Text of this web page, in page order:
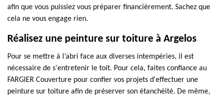
afin que vous puissiez vous préparer financièrement. Sachez que
cela ne vous engage rien.
Réalisez une peinture sur toiture à Argelos
Pour se mettre à l’abri face aux diverses intempéries, il est
nécessaire de s'entretenir le toit. Pour cela, faites confiance au
FARGIER Couverture pour confier vos projets d'effectuer une
peinture sur toiture afin de préserver son étanchéité. De même,